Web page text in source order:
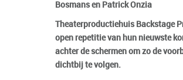
Bosmans en Patrick Onzia
Theaterproductiehuis Backstage
open repetitie van hun nieuwste
achter de schermen om zo de
dichtbij te volgen.